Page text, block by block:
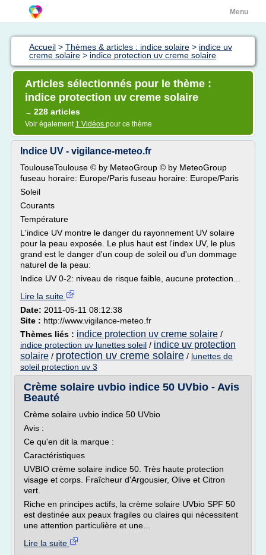
Menu
Accueil > Thèmes & articles : indice solaire > indice uv
creme solaire > indice protection uv creme solaire
Articles sélectionnés pour le thème :
indice protection uv creme solaire
→ 228 articles
Voir également 1 Vidéos pour ce thème
Indice UV - vigilance-meteo.fr
ToulouseToulouse © by MeteoGroup © by MeteoGroup
fuseau horaire: Europe/Paris fuseau horaire: Europe/Paris
Soleil
Courants
Température
L'indice UV montre le danger du rayonnement UV solaire
pour la peau exposée. Le plus haut est l'index UV, le plus
grand est le danger d'un coup de soleil ou d'un dommage
naturel de la peau:
Indice UV 0-2: niveau de risque faible, aucune protection...
Lire la suite
Date: 2011-05-11 08:12:38
Site : http://www.vigilance-meteo.fr
Thèmes liés : indice protection uv creme solaire /
indice protection uv lunettes soleil / indice uv protection
solaire / protection uv creme solaire / lunettes de
soleil protection uv 3
Crème solaire uvbio indice 50 UVbio - Avis
Beauté
Crème solaire uvbio indice 50 UVbio
Avis :
Ce qu'en dit la marque :
Caractéristiques
UVBIO crème solaire indice 50. Très haute protection
visage et corps. Fraîcheur d'Argousier, Olive et Citron
vert.
Riche en principes actifs, la crème solaire UVbio SPF 50
est destinée aux peaux fragiles ou claires qui nécessitent
une attention particulière et une...
Lire la suite